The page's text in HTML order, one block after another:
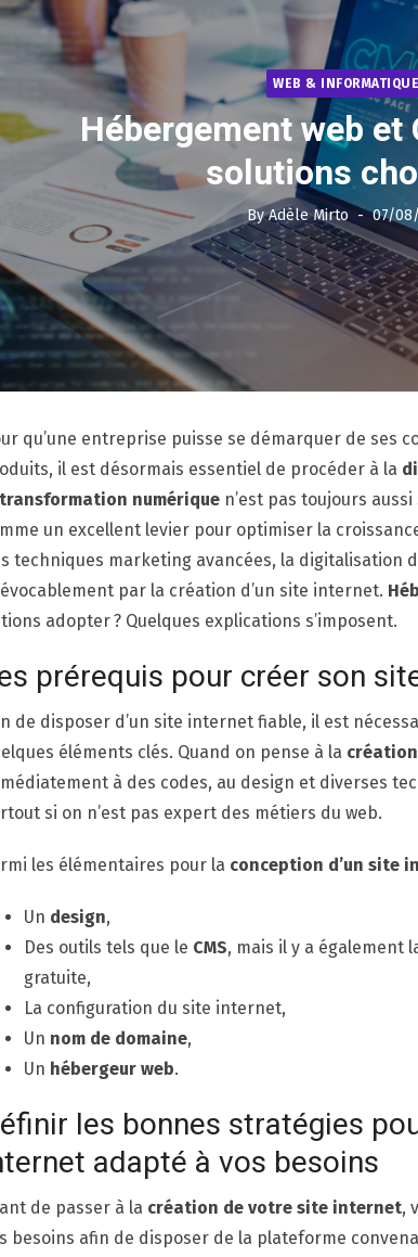
WEB & INFORMATIQUE
Hébergement web et
solutions
ByAdèle Mirto
on
07/
qu’une entreprise puisse se démarquer de ses
il est désormais essentiel de procéder à la
transformation numérique n’est pas toujours
un excellent levier pour optimiser la
techniques marketing avancées, la digitalisation
par la création d’un site internet.
adopter ? Quelques explications s’imposent.
prérequis pour créer son
de disposer d’un site internet fiable, il est
éléments clés. Quand on pense à la création
à des codes, au design et diverses
si on n’est pas expert des métiers du web.
les élémentaires pour la conception d’un site
Un design,
Des outils tels que le CMS, mais il y a également
gratuite,
La configuration du site internet,
Un nom de domaine,
Un hébergeur web.
les bonnes stratégies
adapté à vos besoins
de passer à la création de votre site internet,
besoins afin de disposer de la plateforme